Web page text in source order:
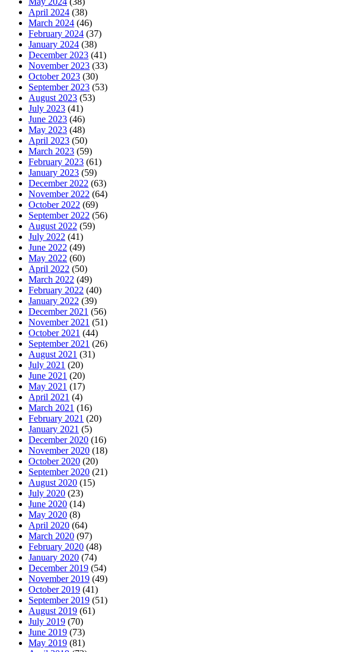
April 2024 (38)
March 2024 (46)
February 2024 (37)
January 2024 (38)
December 2023 (41)
November 2023 (33)
October 2023 (30)
September 2023 (53)
August 2023 (53)
July 2023 (41)
June 2023 (46)
May 2023 (48)
April 2023 (50)
March 2023 (59)
February 2023 (61)
January 2023 (59)
December 2022 (63)
November 2022 (64)
October 2022 (69)
September 2022 (56)
August 2022 (59)
July 2022 (41)
June 2022 (49)
May 2022 (60)
April 2022 (50)
March 2022 (49)
February 2022 (40)
January 2022 (39)
December 2021 (56)
November 2021 (51)
October 2021 (44)
September 2021 (26)
August 2021 (31)
July 2021 (20)
June 2021 (20)
May 2021 (17)
April 2021 (4)
March 2021 (16)
February 2021 (20)
January 2021 (5)
December 2020 (16)
November 2020 (18)
October 2020 (20)
September 2020 (21)
August 2020 (15)
July 2020 (23)
June 2020 (14)
May 2020 (8)
April 2020 (64)
March 2020 (97)
February 2020 (48)
January 2020 (74)
December 2019 (54)
November 2019 (49)
October 2019 (41)
September 2019 (51)
August 2019 (61)
July 2019 (70)
June 2019 (73)
May 2019 (81)